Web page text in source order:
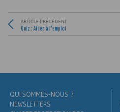
ARTICLE PRÉCÉDENT
Quiz : Aides à l’emploi
QUI SOMMES-NOUS ?
NEWSLETTERS